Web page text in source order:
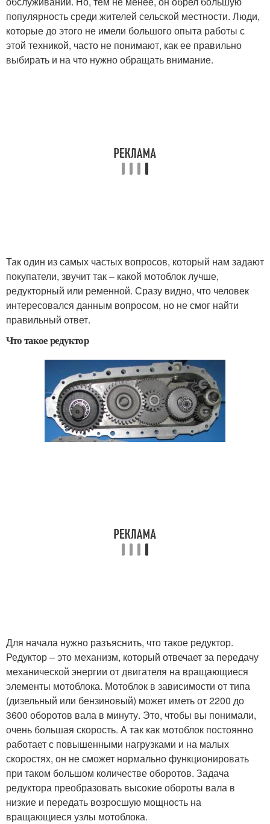
популярность среди жителей сельской местности. Люди,
которые до этого не имели большого опыта работы с
этой техникой, часто не понимают, как ее правильно
выбирать и на что нужно обращать внимание.
Так один из самых частых вопросов, который нам задают
покупатели, звучит так – какой мотоблок лучше,
редукторный или ременной. Сразу видно, что человек
интересовался данным вопросом, но не смог найти
правильный ответ.
Что такое редуктор
Для начала нужно разъяснить, что такое редуктор.
Редуктор – это механизм, который отвечает за передачу
механической энергии от двигателя на вращающиеся
элементы мотоблока. Мотоблок в зависимости от типа
(дизельный или бензиновый) может иметь от 2200 до
3600 оборотов вала в минуту. Это, чтобы вы понимали,
очень большая скорость. А так как мотоблок постоянно
работает с повышенными нагрузками и на малых
скоростях, он не сможет нормально функционировать
при таком большом количестве оборотов. Задача
редуктора преобразовать высокие обороты вала в
низкие и передать возросшую мощность на
вращающиеся узлы мотоблока.